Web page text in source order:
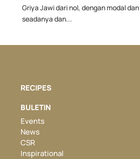
Griya Jawi dari nol, dengan modal
seadanya dan...
RECIPES
BULETIN
Events
News
CSR
Inspirational